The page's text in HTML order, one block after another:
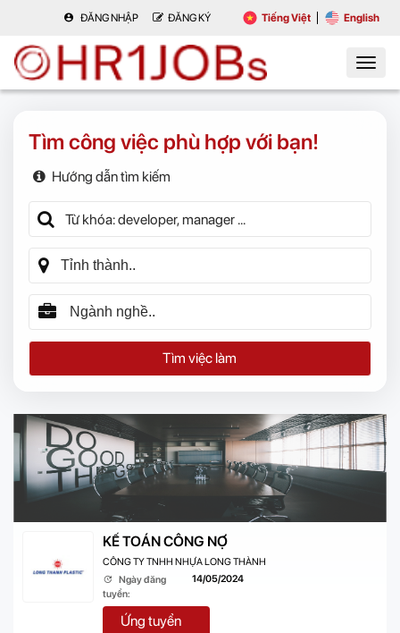
ĐĂNG NHẬP ĐĂNG KÝ Tiếng Việt English
Tìm công việc phù hợp với bạn!
Hướng dẫn tìm kiếm
Tìm việc làm
KẾ TOÁN CÔNG NỢ
CÔNG TY TNHH NHỰA LONG THÀNH
Ngày đăng
tuyển:
14/05/2024
Ứng tuyển